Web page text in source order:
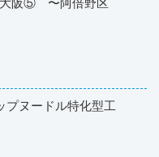
プヌードル特化型工